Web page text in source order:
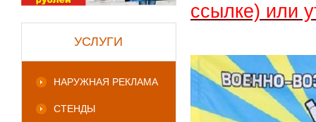
УСЛУГИ
НАРУЖНАЯ РЕКЛАМА
СТЕНДЫ
ссылке) или